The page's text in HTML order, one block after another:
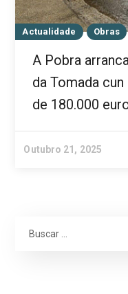
Actualidade Obras
A Pobra
da Tomada
de 180.000
Outubro 21, 2025